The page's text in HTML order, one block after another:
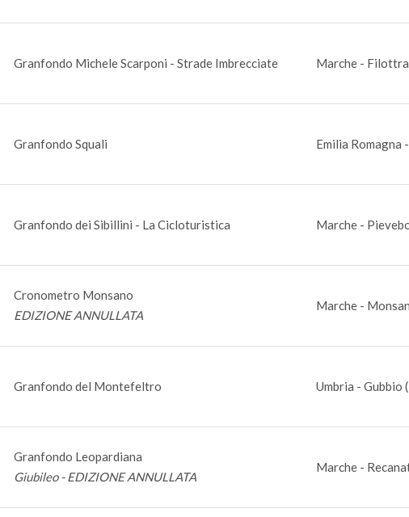
Granfondo Michele Scarponi - Strade Imbrecciate Marche -
Granfondo Squali Emilia Romagna
Granfondo dei Sibillini - La Cicloturistica Marche -
Cronometro Monsano
EDIZIONE ANNULLATA
Marche -
Granfondo del Montefeltro Umbria - Gubbio
Granfondo Leopardiana
Giubileo - EDIZIONE ANNULLATA
Marche -